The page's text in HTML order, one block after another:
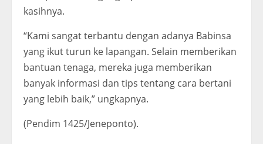
kasihnya.
“Kami sangat terbantu dengan adanya Babinsa
yang ikut turun ke lapangan. Selain memberikan
bantuan tenaga, mereka juga memberikan
banyak informasi dan tips tentang cara bertani
yang lebih baik,” ungkapnya.
(Pendim 1425/Jeneponto).